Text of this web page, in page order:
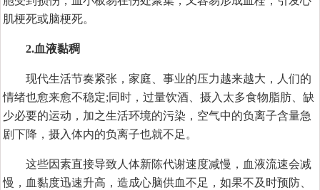
肌梗死或脑梗死。
2.血液黏稠
现代生活节奏紧张，家庭、事业的压力越来越大，人们的
情绪也愈来愈不稳定;同时，过量饮酒、摄入太多食物脂肪、缺
少必要的运动，加之生活环境的污染，空气中的负离子含量急
剧下降，摄入体内的负离子也就不足。
这些因素直接导致人体新陈代谢速度减慢，血液流速会减
慢，血黏度迅速升高，造成心脑供血不足，如果不及时预防、